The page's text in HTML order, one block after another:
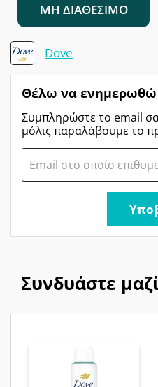
ΜΗ ΔΙΑΘΈΣΙΜΟ
Dove
Θέλω να ενημερωθώ
Συμπληρώστε το email
μόλις παραλάβουμε το
Συνδυάστε